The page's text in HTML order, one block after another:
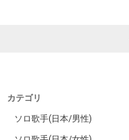
カテゴリ
ソロ歌手(日本/男性)